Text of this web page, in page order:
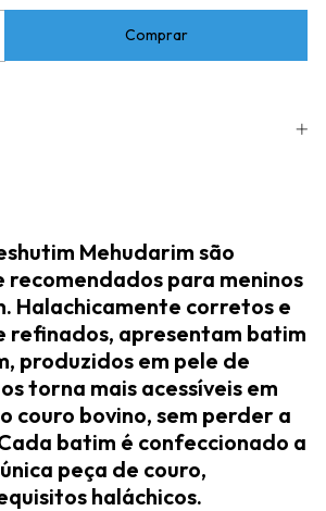
Mehudarim são
recomendados para meninos
Halachicamente corretos e
refinados, apresentam batim
, produzidos em pele de
torna mais acessíveis em
couro bovino, sem perder a
batim é confeccionado a
peça de couro,
haláchicos.